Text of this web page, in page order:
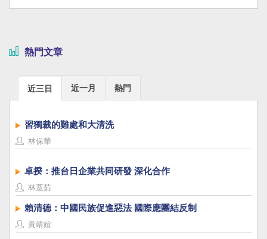
熱門文章
近三日 近一月 熱門
習獨裁的難處和大清洗
林保華
卓揆：推台日企業共同研發 深化合作
林薏茹
賴清德：中國民族促進惡法 國際應團結反制
黃靖媗